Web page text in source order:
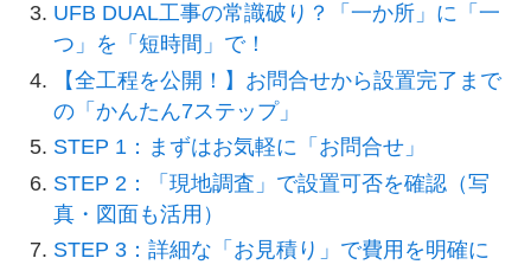
UFB DUAL工事の常識破り？「一か所」に「一
つ」を「短時間」で！
【全工程を公開！】お問合せから設置完了まで
の「かんたん7ステップ」
STEP 1：まずはお気軽に「お問合せ」
STEP 2：「現地調査」で設置可否を確認（写
真・図面も活用）
STEP 3：詳細な「お見積り」で費用を明確に